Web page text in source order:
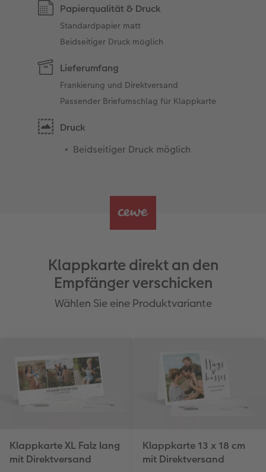
Papierqualität & Druck
Standardpapier matt
Beidseitiger Druck möglich
Lieferumfang
Frankierung und Direktversand
Passender Briefumschlag für Klappkarte
Druck
Beidseitiger Druck möglich
Klappkarte direkt an den
Empfänger verschicken
Wählen Sie eine Produktvariante
Klappkarte XL Falz lang
mit Direktversand
Klappkarte 13 x 18 cm
mit Direktversand